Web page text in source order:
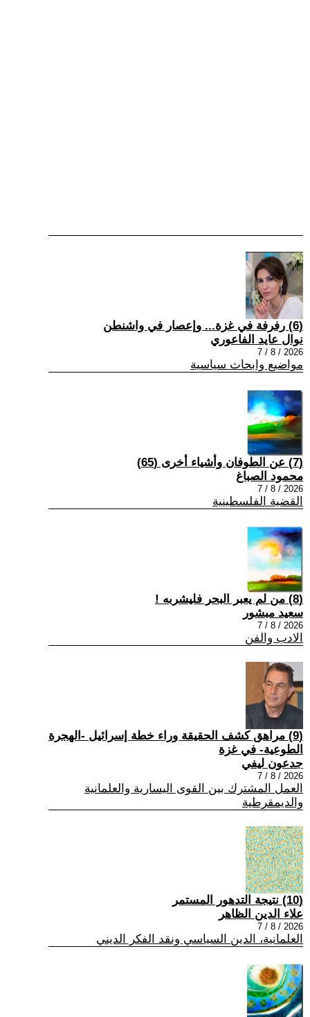
(6) رفرفة في غزة... وإعصار في واشنطن
نوال عايد الفاعوري
2026 / 8 / 7
مواضيع وابحاث سياسية
(7) عن الطوفان وأشياء أخرى (65)
محمود الصباغ
2026 / 8 / 7
القضية الفلسطينية
(8) من لم يعبر البحر فليشربه !
سعيد مبشور
2026 / 8 / 7
الادب والفن
(9) مراهق كشف الحقيقة وراء خطة إسرائيل -الهجرة
الطوعية- في غزة
جدعون ليفي
2026 / 8 / 7
العمل المشترك بين القوى اليسارية والعلمانية
والديمقرطية
(10) نتيجة التدهور المستمر
علاء الدين الظاهر
2026 / 8 / 7
العلمانية، الدين السياسي ونقد الفكر الديني